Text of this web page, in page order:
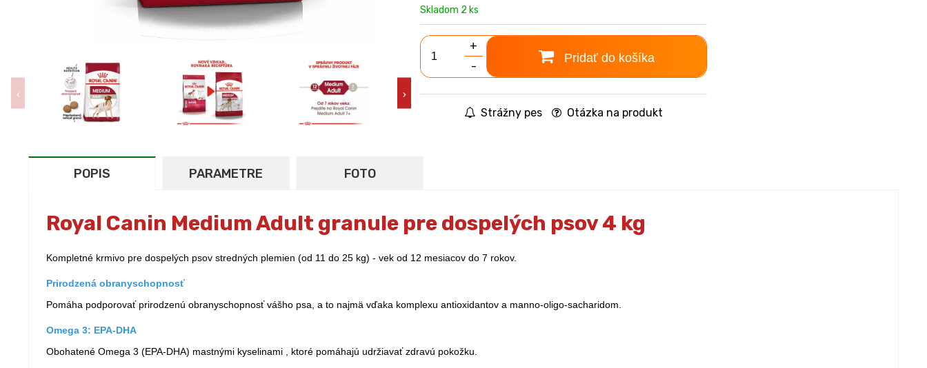
Skladom 2 ks
+
-
Pridať do košíka
Strážny pes Otázka na produkt
POPIS PARAMETRE FOTO
Royal Canin Medium Adult granule pre dospelých psov 4 kg
Kompletné krmivo pre dospelých psov stredných plemien (od 11 do 25 kg) - vek od 12 mesiacov do 7 rokov.
Prirodzená obranyschopnosť
Pomáha podporovať prirodzenú obranyschopnosť vášho psa, a to najmä vďaka komplexu antioxidantov a manno-oligo-sacharidom.
Omega 3: EPA-DHA
Obohatené Omega 3 (EPA-DHA) mastnými kyselinami , ktoré pomáhajú udržiavať zdravú pokožku.